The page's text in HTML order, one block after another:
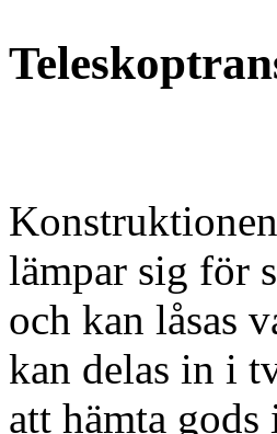
lämpar sig för
och kan låsas
kan delas in i
att hämta gods